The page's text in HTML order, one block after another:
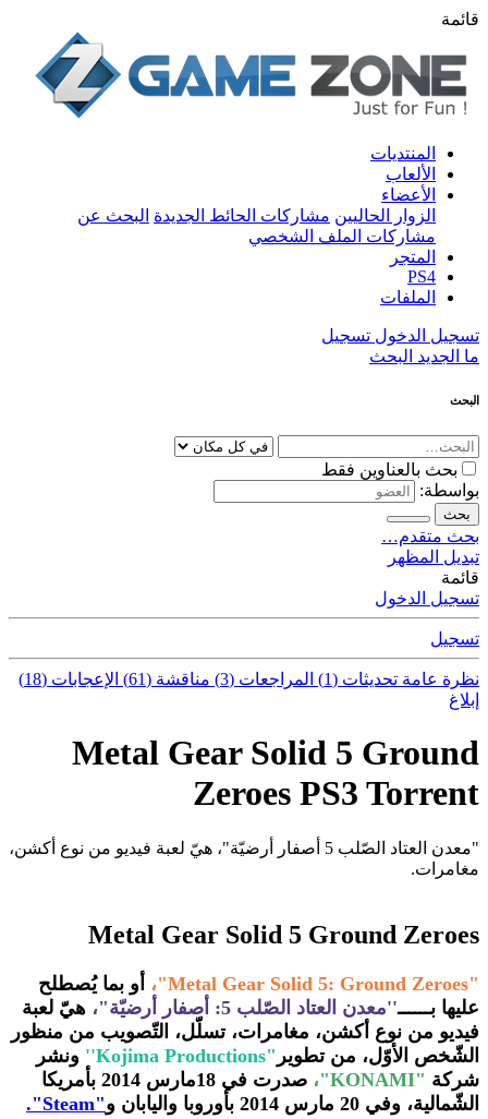
قائمة
المنتديات
الألعاب
الأعضاء
الزوار الحاليين مشاركات الحائط الجديدة البحث عن
مشاركات الملف الشخصي
المتجر
PS4
الملفات
تسجيل الدخول تسجيل
ما الجديد البحث
البحث
بحث بالعناوين فقط
بواسطة:
بحث
بحث متقدم…
تبديل المظهر
قائمة
تسجيل الدخول
تسجيل
نظرة عامة تحديثات (1) المراجعات (3) مناقشة (61)
الإعجابات (18)
إبلاغ
Metal Gear Solid 5 Ground
Zeroes PS3 Torrent
"معدن العتاد الصّلب 5 أصفار أرضيّة"، هيّ لعبة فيديو من نوع أكشن،
مغامرات.
Metal Gear Solid 5 Ground Zeroes
"Metal Gear Solid 5: Ground Zeroes"،
أو بما يُصطلح
عليها بــــــ''معدن العتاد الصّلب 5: أصفار أرضيّة"،
هيّ لعبة
فيديو من نوع أكشن، مغامرات، تسلّل، التّصويب من منظور
الشّخص الأوّل، من تطوير "Kojima Productions''
ونشر
شركة "KONAMI"،
صدرت في 18مارس 2014 بأمريكا
الشّمالية، وفي 20 مارس 2014 بأوروبا واليابان و
"Steam".